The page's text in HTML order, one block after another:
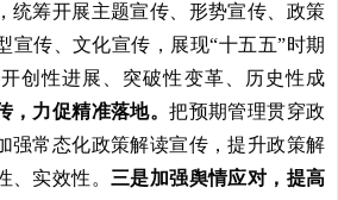
统筹开展主题宣传、形势宣传、政策
宣传、文化宣传，展现“十五五”时期
创性进展、突破性变革、历史性成
，力促精准落地。把预期管理贯穿政
强常态化政策解读宣传，提升政策解
、实效性。 三是加强舆情应对，提高